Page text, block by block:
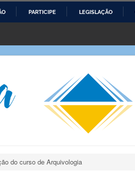
PARTICIPE LEGISLAÇÃO
do curso de Arquivologia